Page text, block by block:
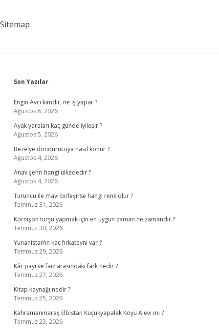
Sitemap
Sidebar
Son Yazılar
Engin Avcı kimdir, ne iş yapar ?
Ağustos 6, 2026
Ayak yaraları kaç günde iyileşir ?
Ağustos 5, 2026
Bezelye dondurucuya nasıl konur ?
Ağustos 4, 2026
Anav şehri hangi ülkededir ?
Ağustos 4, 2026
Turuncu ile mavi birleşirse hangi renk olur ?
Temmuz 31, 2026
Kornişon turşu yapmak için en uygun zaman ne zamandır ?
Temmuz 30, 2026
Yunanistan’ın kaç fırkateyni var ?
Temmuz 29, 2026
Kâr payı ve faiz arasındaki fark nedir ?
Temmuz 27, 2026
Kitap kaynağı nedir ?
Temmuz 25, 2026
Kahramanmaraş Elbistan Küçükyapalak Köyü Alevi mi ?
Temmuz 23, 2026